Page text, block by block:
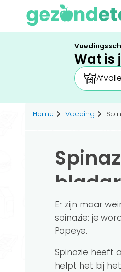
Wat is
Home Voeding
Er zijn maar
spinazie: je
Popeye.
Spinazie heeft
helpt het bij